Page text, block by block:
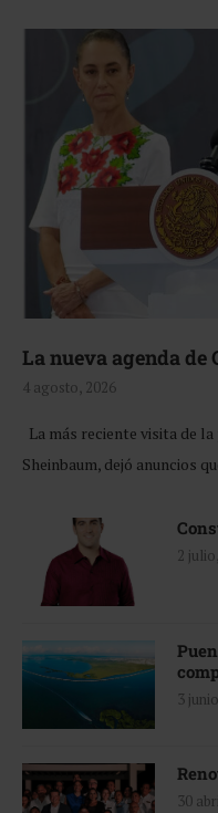
La nueva agenda de
4 agosto, 2026
La más reciente visita de
Sheinbaum, dejó anuncios
2
3
30